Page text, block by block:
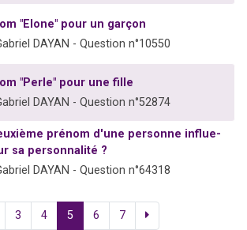
"Elone" pour un garçon
DAYAN - Question n°10550
"Perle" pour une fille
DAYAN - Question n°52874
prénom d'une personne influe-
sa personnalité ?
DAYAN - Question n°64318
3 4 5 6 7